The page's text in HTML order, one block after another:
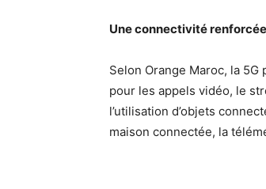
Une connectivité
Selon Orange Maroc, la
pour les appels vidéo, le
l’utilisation d’objets
maison connectée, la